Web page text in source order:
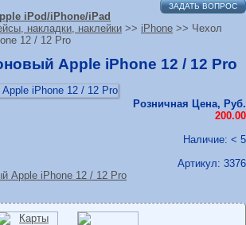
ЗАДАТЬ ВОПРОС
iPod/iPhone/iPad
накладки, наклейки >> iPhone >> Чехол
12 / 12 Pro
Apple iPhone 12 / 12 Pro
Розничная Цена, Руб.
200.00
Наличие: < 5
Артикул: 3376